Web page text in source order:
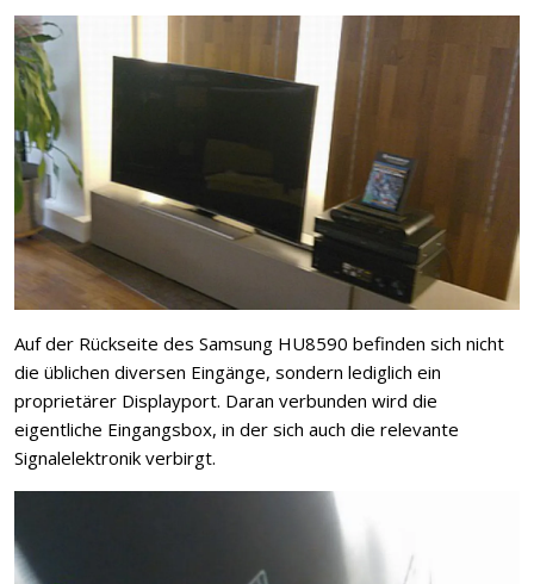
Auf der Rückseite des Samsung HU8590 befinden sich nicht
die üblichen diversen Eingänge, sondern lediglich ein
proprietärer Displayport. Daran verbunden wird die
eigentliche Eingangsbox, in der sich auch die relevante
Signalelektronik verbirgt.